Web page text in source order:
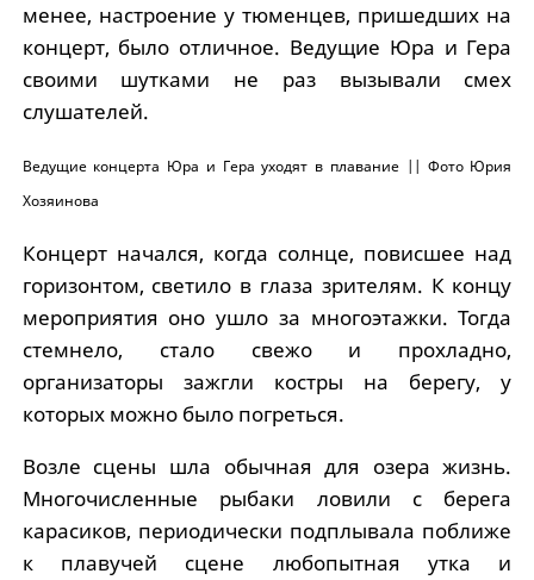
менее, настроение у тюменцев, пришедших на
концерт, было отличное. Ведущие Юра и Гера
своими шутками не раз вызывали смех
слушателей.
Ведущие концерта Юра и Гера уходят в плавание || Фото Юрия
Хозяинова
Концерт начался, когда солнце, повисшее над
горизонтом, светило в глаза зрителям. К концу
мероприятия оно ушло за многоэтажки. Тогда
стемнело, стало свежо и прохладно,
организаторы зажгли костры на берегу, у
которых можно было погреться.
Возле сцены шла обычная для озера жизнь.
Многочисленные рыбаки ловили с берега
карасиков, периодически подплывала поближе
к плавучей сцене любопытная утка и